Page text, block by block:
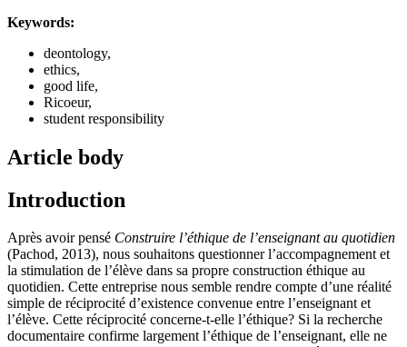
Keywords:
deontology,
ethics,
good life,
Ricoeur,
student responsibility
Article body
Introduction
Après avoir pensé Construire l’éthique de l’enseignant au quotidien
(Pachod, 2013), nous souhaitons questionner l’accompagnement et
la stimulation de l’élève dans sa propre construction éthique au
quotidien. Cette entreprise nous semble rendre compte d’une réalité
simple de réciprocité d’existence convenue entre l’enseignant et
l’élève. Cette réciprocité concerne-t-elle l’éthique? Si la recherche
documentaire confirme largement l’éthique de l’enseignant, elle ne